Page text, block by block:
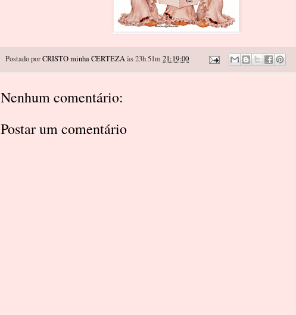
Postado porCRISTO minha CERTEZAàs 23h 51m21:19:00
Nenhum comentário:
Postar um comentário